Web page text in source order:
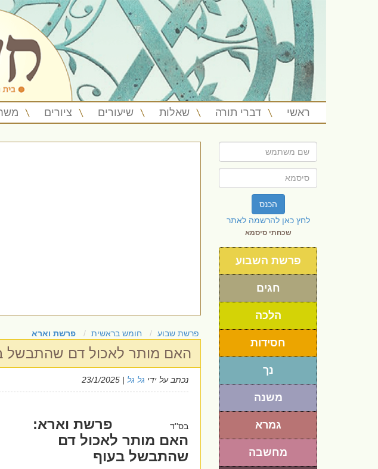
ראשי דברי תורה שאלות שיעורים ציורים
הכנס
לחץ כאן להרשמה לאתר
שכחתי סיסמא
פרשת השבוע
חגים
הלכה
חסידות
נך
משנה
גמרא
מחשבה
פרשת שבוע חומש בראשית פרשת וארא
האם מותר לאכול דם שהתבשל
נכתב על ידי גל גל | 23/1/2025
בס''ד
פרשת וארא:
האם מותר לאכול דם
שהתבשל בעוף